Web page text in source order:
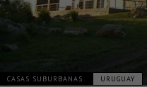
CASAS SUBURBANAS URUGUAY